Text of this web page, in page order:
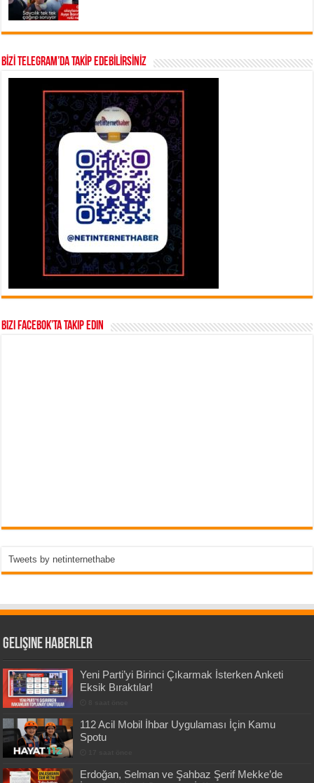
BİZİ TELEGRAM’DA TAKİP EDEBİLİRSİNİZ
Bizi Facebok’ta takip edin
Tweets by netinternethabe
Gelişine Haberler
Yeni Parti’yi Birinci Çıkarmak İsterken Anketi
Eksik Bıraktılar!
112 Acil Mobil İhbar Uygulaması İçin Kamu
Spotu
Erdoğan, Selman ve Şahbaz Şerif Mekke’de